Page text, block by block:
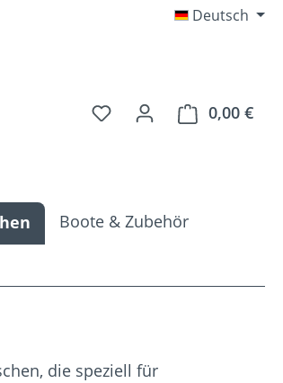
Deutsch
Du hast 0 Produkte auf
0,00 €
Boote & Zubehör
die speziell für